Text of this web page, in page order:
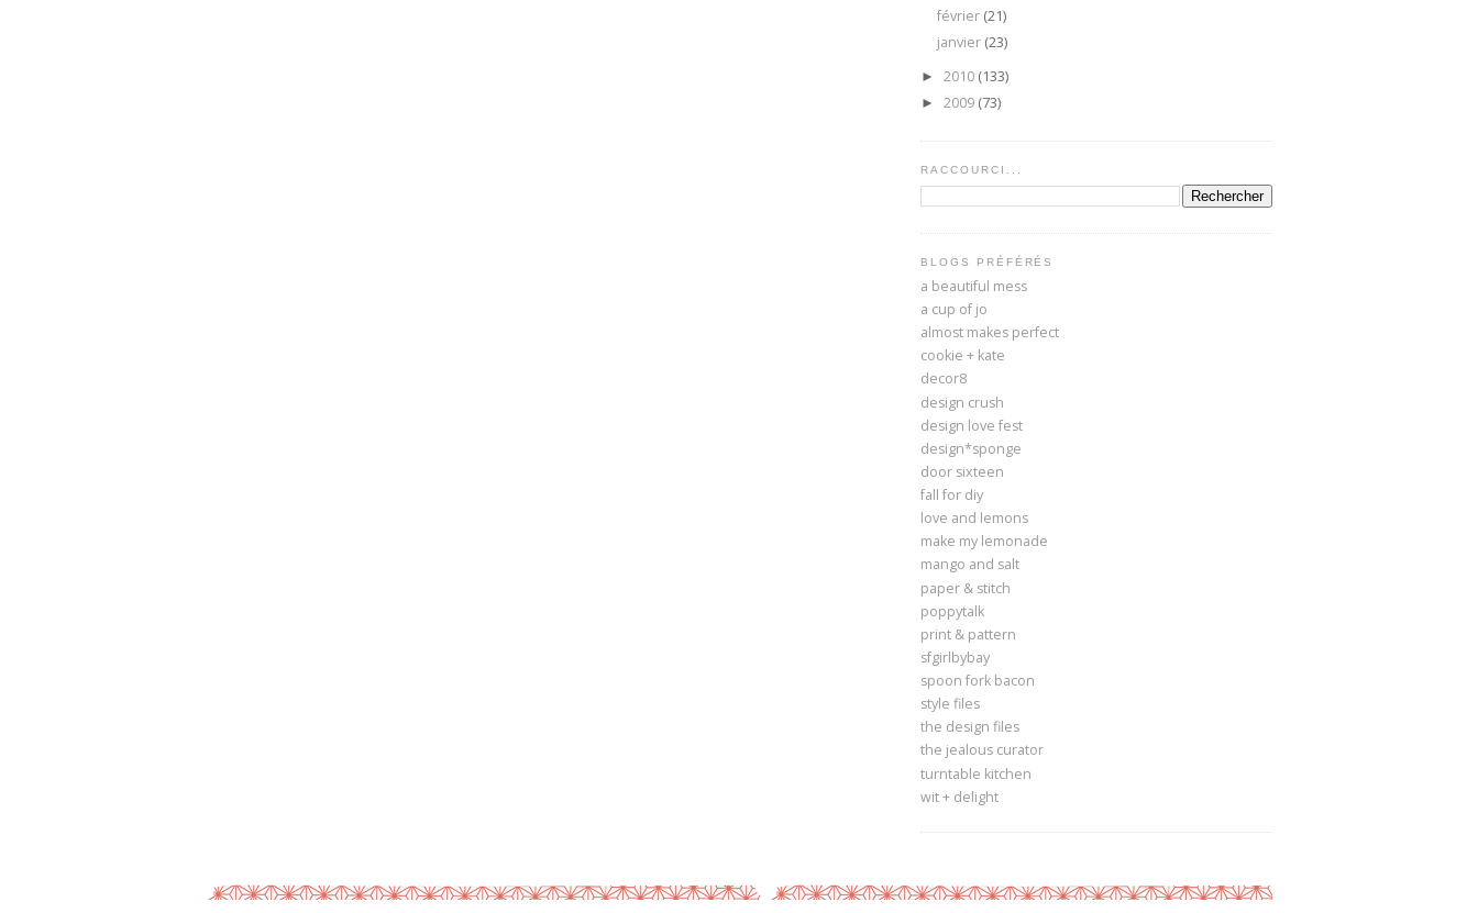
février (21)
janvier (23)
► 2010 (133)
► 2009 (73)
RACCOURCI...
BLOGS PRÉFÉRÉS
a beautiful mess
a cup of jo
almost makes perfect
cookie + kate
decor8
design crush
design love fest
design*sponge
door sixteen
fall for diy
love and lemons
make my lemonade
mango and salt
paper & stitch
poppytalk
print & pattern
sfgirlbybay
spoon fork bacon
style files
the design files
the jealous curator
turntable kitchen
wit + delight